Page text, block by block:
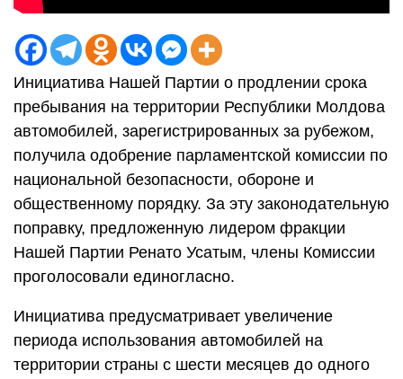
Инициатива Нашей Партии о продлении срока
пребывания на территории Республики Молдова
автомобилей, зарегистрированных за рубежом,
получила одобрение парламентской комиссии по
национальной безопасности, обороне и
общественному порядку. За эту законодательную
поправку, предложенную лидером фракции
Нашей Партии Ренато Усатым, члены Комиссии
проголосовали единогласно.
Инициатива предусматривает увеличение
периода использования автомобилей на
территории страны с шести месяцев до одного